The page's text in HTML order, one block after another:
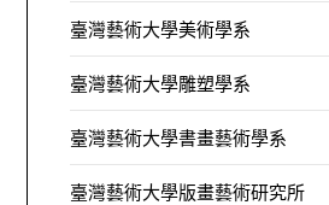
臺灣藝術大學美術學系
臺灣藝術大學雕塑學系
臺灣藝術大學書畫藝術學系
臺灣藝術大學版畫藝術研究所